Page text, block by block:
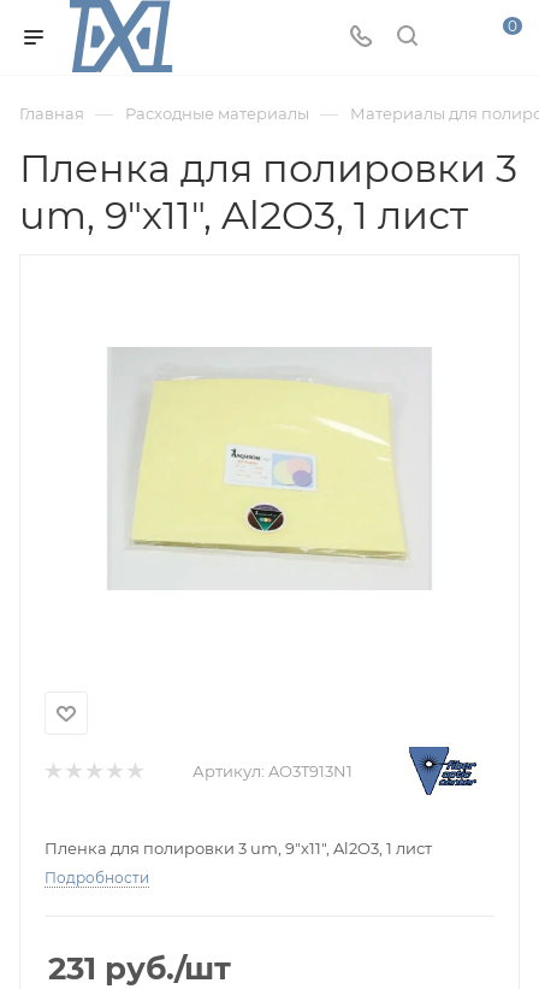
0
Главная — Расходные материалы — Материалы для
Пленка для полировки 3
um, 9"х11", Al2O3, 1 лист
Артикул: AO3T913N1
Пленка для полировки 3 um, 9"х11", Al2O3, 1 лист
Подробности
231 руб./шт